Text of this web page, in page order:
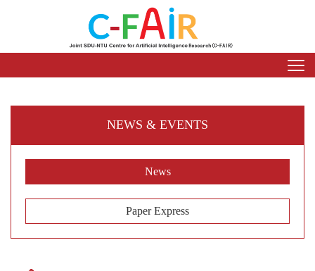
NEWS & EVENTS
News
Paper Express